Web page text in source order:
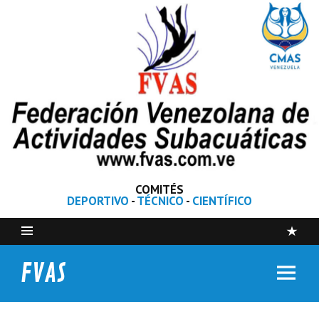
COMITÉS
DEPORTIVO -TÉCNICO - CIENTÍFICO
FVAS